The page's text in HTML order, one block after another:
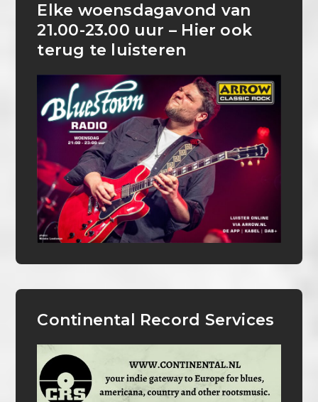
Elke woensdagavond van
21.00-23.00 uur – Hier ook
terug te luisteren
Continental Record Services